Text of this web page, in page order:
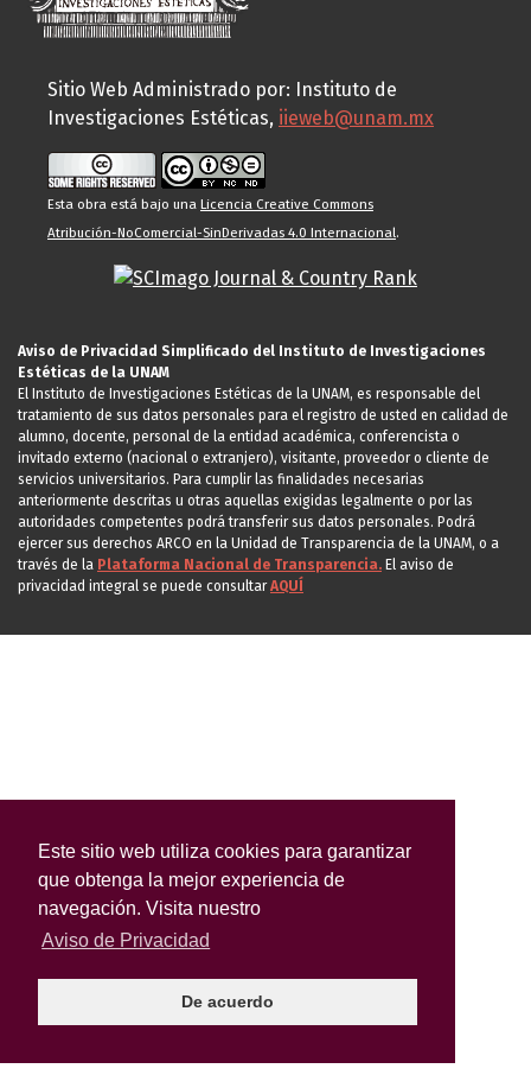
Este sitio web utiliza cookies para garantizar
que obtenga la mejor experiencia de
navegación. Visita nuestro
Aviso de Privacidad
De acuerdo
Sitio Web Administrado por: Instituto de
Investigaciones Estéticas, iieweb@unam.mx
Esta obra está bajo una Licencia Creative Commons
Atribución-NoComercial-SinDerivadas 4.0 Internacional.
Aviso de Privacidad Simplificado del Instituto de Investigaciones
Estéticas de la UNAM
El Instituto de Investigaciones Estéticas de la UNAM, es responsable del
tratamiento de sus datos personales para el registro de usted en calidad de
alumno, docente, personal de la entidad académica, conferencista o
invitado externo (nacional o extranjero), visitante, proveedor o cliente de
servicios universitarios. Para cumplir las finalidades necesarias
anteriormente descritas u otras aquellas exigidas legalmente o por las
autoridades competentes podrá transferir sus datos personales. Podrá
ejercer sus derechos ARCO en la Unidad de Transparencia de la UNAM, o a
través de la Plataforma Nacional de Transparencia. El aviso de
privacidad integral se puede consultarAQUÍ